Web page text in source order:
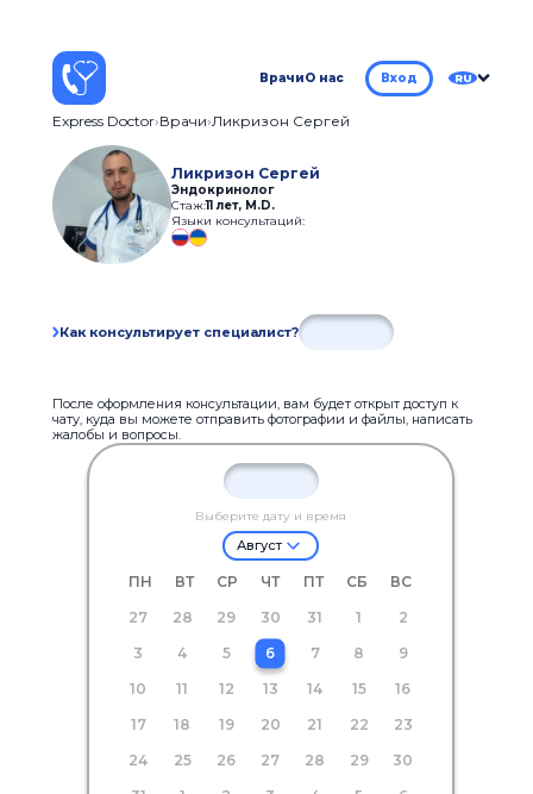
ВрачиО нас Вход RU
Express Doctor Врачи Ликризон Сергей
Ликризон Сергей
Эндокринолог
Стаж:11 лет, M.D.
Языки консультаций:
Как консультирует специалист?
После оформления консультации, вам будет открыт доступ к
чату, куда вы можете отправить фотографии и файлы, написать
жалобы и вопросы.
Выберите дату и время
Август
ПН ВТ СР ЧТ ПТ СБ
ВС
27
28 29 30 31 1
2
3
4 5 6 7 8
9
10
11 12 13 14 15
16
17
18 19 20 21 22
23
24
25 26 27 28 29
30